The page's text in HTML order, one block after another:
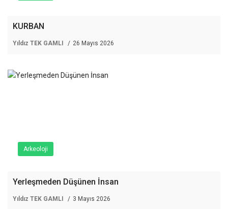
KURBAN
Yıldız TEK GAMLI 26 Mayıs 2026
Arkeoloji
Yerleşmeden Düşünen İnsan
Yıldız TEK GAMLI 3 Mayıs 2026